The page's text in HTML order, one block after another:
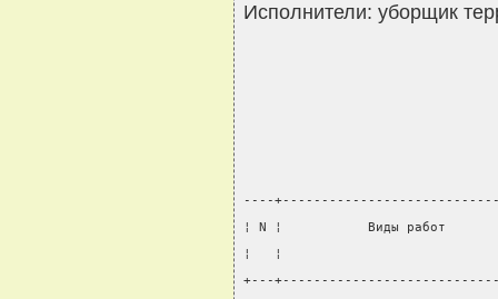
Исполнители: уборщик
----
¦ N ¦           Виды работ
¦   ¦
+---